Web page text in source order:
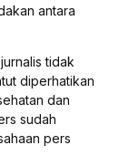
antara
tidak
diperhatikan
dan
sudah
pers